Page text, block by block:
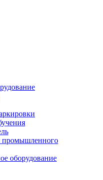
промышленного
оборудование